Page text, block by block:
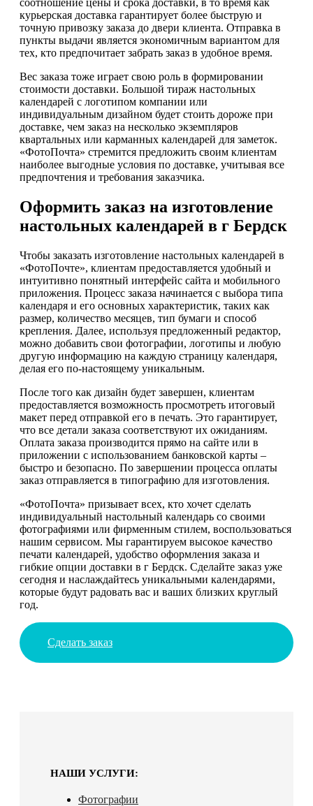
курьерская доставка гарантирует более быструю и
точную привозку заказа до двери клиента. Отправка в
пункты выдачи является экономичным вариантом для
тех, кто предпочитает забрать заказ в удобное время.
Вес заказа тоже играет свою роль в формировании
стоимости доставки. Большой тираж настольных
календарей с логотипом компании или
индивидуальным дизайном будет стоить дороже при
доставке, чем заказ на несколько экземпляров
квартальных или карманных календарей для заметок.
«ФотоПочта» стремится предложить своим клиентам
наиболее выгодные условия по доставке, учитывая все
предпочтения и требования заказчика.
Оформить заказ на изготовление
настольных календарей в г Бердск
Чтобы заказать изготовление настольных календарей в
«ФотоПочте», клиентам предоставляется удобный и
интуитивно понятный интерфейс сайта и мобильного
приложения. Процесс заказа начинается с выбора типа
календаря и его основных характеристик, таких как
размер, количество месяцев, тип бумаги и способ
крепления. Далее, используя предложенный редактор,
можно добавить свои фотографии, логотипы и любую
другую информацию на каждую страницу календаря,
делая его по-настоящему уникальным.
После того как дизайн будет завершен, клиентам
предоставляется возможность просмотреть итоговый
макет перед отправкой его в печать. Это гарантирует,
что все детали заказа соответствуют их ожиданиям.
Оплата заказа производится прямо на сайте или в
приложении с использованием банковской карты –
быстро и безопасно. По завершении процесса оплаты
заказ отправляется в типографию для изготовления.
«ФотоПочта» призывает всех, кто хочет сделать
индивидуальный настольный календарь со своими
фотографиями или фирменным стилем, воспользоваться
нашим сервисом. Мы гарантируем высокое качество
печати календарей, удобство оформления заказа и
гибкие опции доставки в г Бердск. Сделайте заказ уже
сегодня и наслаждайтесь уникальными календарями,
которые будут радовать вас и ваших близких круглый
год.
Сделать заказ
НАШИ УСЛУГИ:
Фотографии